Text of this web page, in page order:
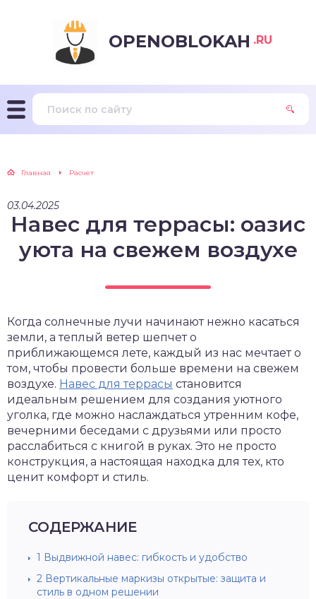
OPENOBLOKAH .RU
Главная Расчет
03.04.2025
Навес для террасы: оазис
уюта на свежем воздухе
Когда солнечные лучи начинают нежно касаться
земли, а теплый ветер шепчет о
приближающемся лете, каждый из нас мечтает о
том, чтобы провести больше времени на свежем
воздухе. Навес для террасы становится
идеальным решением для создания уютного
уголка, где можно наслаждаться утренним кофе,
вечерними беседами с друзьями или просто
расслабиться с книгой в руках. Это не просто
конструкция, а настоящая находка для тех, кто
ценит комфорт и стиль.
СОДЕРЖАНИЕ
1 Выдвижной навес: гибкость и удобство
2 Вертикальные маркизы открытые: защита и
стиль в одном решении